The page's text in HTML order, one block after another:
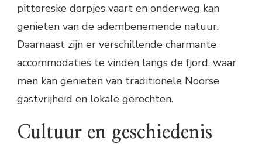
pittoreske dorpjes vaart en onderweg kan
genieten van de adembenemende natuur.
Daarnaast zijn er verschillende charmante
accommodaties te vinden langs de fjord, waar
men kan genieten van traditionele Noorse
gastvrijheid en lokale gerechten.
Cultuur en geschiedenis